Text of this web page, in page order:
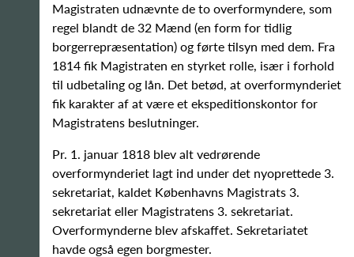
Magistraten udnævnte de to overformyndere, som
regel blandt de 32 Mænd (en form for tidlig
borgerrepræsentation) og førte tilsyn med dem. Fra
1814 fik Magistraten en styrket rolle, især i forhold
til udbetaling og lån. Det betød, at overformynderiet
fik karakter af at være et ekspeditionskontor for
Magistratens beslutninger.
Pr. 1. januar 1818 blev alt vedrørende
overformynderiet lagt ind under det nyoprettede 3.
sekretariat, kaldet Københavns Magistrats 3.
sekretariat eller Magistratens 3. sekretariat.
Overformynderne blev afskaffet. Sekretariatet
havde også egen borgmester.